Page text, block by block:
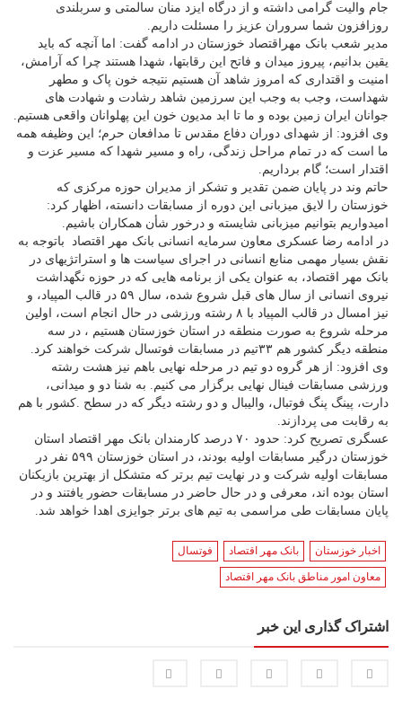
جام والیت گرامی داشته و از درگاه ایزد منان سالمتی و سربلندی
روزافزون شما سروران عزیز را مسئلت داریم.
مدیر شعب بانک مهراقتصاد خوزستان در ادامه گفت: اما آنچه که باید
یقین بدانیم، پیروز میدان و فاتح این رقابتها، شهدا هستند چرا که آرامش،
امنیت و اقتداری که امروز شاهد آن هستیم نتیجه خون پاک و مطهر
شهداست، وجب به وجب این سرزمین شاهد رشادت و شهادت های
جوانان ایران زمین بوده و ما تا ابد مدیون خون این پهلوانان واقعی هستیم.
وی افزود: از شهدای دوران دفاع مقدس تا مدافعان حرم؛ این وظیفه همه
ما است که در تمام مراحل زندگی، راه و مسیر شهدا که مسیر عزت و
اقتدار است؛ گام برداریم.
حاتم وند در پایان ضمن تقدیر و تشکر از مدیران حوزه مرکزی که
خوزستان را لایق میزبانی این دوره از مسابقات دانسته، اظهار کرد:
امیدواریم بتوانیم میزبانی شایسته و درخور شأن همکاران باشیم.
در ادامه رضا عسکری معاون سرمایه انسانی بانک مهر اقتصاد باتوجه به
نقش بسیار مهمی منابع انسانی در اجرای سیاست ها و استراتژیهای در
بانک مهر اقتصاد، به عنوان یکی از برنامه هایی که در حوزه نگهداشت
نیروی انسانی از سال های قبل شروع شده، سال ۵۹ در قالب المپیاد، و
نیز امسال در قالب المپیاد با ۸ رشته ورزشی در حال انجام است، اولین
مرحله شروع به صورت منطقه در استان خوزستان هستیم ، در سه
منطقه دیگر کشور هم ۳۳تیم در مسابقات فوتسال شرکت خواهند کرد.
وی افزود: از هر گروه دو تیم در مرحله نهایی باهم نیز هشت رشته
ورزشی مسابقات فینال نهایی برگزار می کنیم. به شنا دو و میدانی،
دارت، پینگ پنگ فوتبال، والیبال و دو رشته دیگر که در سطح .کشور با هم
به رقابت می پردازند.
عسگری تصریح کرد: حدود ۷۰ درصد کارمندان بانک مهر اقتصاد استان
خوزستان درگیر مسابقات اولیه بودند، در استان خوزستان ۵۹۹ نفر در
مسابقات اولیه شرکت و در نهایت تیم برتر که متشکل از بهترین بازیکنان
استان بوده اند، معرفی و در حال حاضر در مسابقات حضور یافتند و در
پایان مسابقات طی مراسمی به تیم های برتر جوایزی اهدا خواهد شد.
اخبار خوزستان بانک مهر اقتصاد فوتسال
معاون امور مناطق بانک مهر اقتصاد
اشتراک گذاری این خبر